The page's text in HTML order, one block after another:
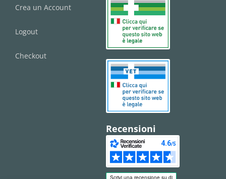
Crea un Account
Logout
Checkout
Recensioni